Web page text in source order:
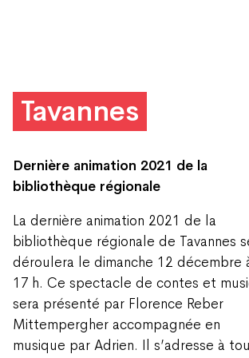
Tavannes
Dernière animation 2021 de la
bibliothèque régionale
La dernière animation 2021 de la
bibliothèque régionale de Tavannes
déroulera le dimanche 12 décembre
17 h. Ce spectacle de contes et
sera présenté par Florence Reber
Mittempergher accompagnée en
musique par Adrien. Il s’adresse à